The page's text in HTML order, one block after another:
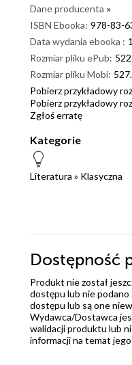
Dane producenta »
ISBN Ebooka: 978-83-
Data wydania ebooka :
Rozmiar pliku ePub:
Rozmiar pliku Mobi:
Pobierz przykładowy
Pobierz przykładowy
Zgłoś erratę
Kategorie
Literatura » Klasyczna
Dostępność
Produkt nie został
dostępu lub nie podano
dostępu lub są one
Wydawca/Dostawca
walidacji produktu lub
informacji na temat